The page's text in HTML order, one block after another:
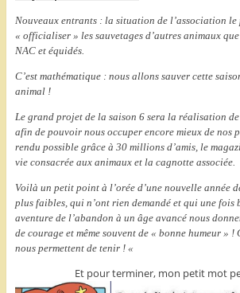
Nouveaux entrants : la situation de l’association
« officialiser » les sauvetages d’autres animaux
NAC et équidés.
C’est mathématique : nous allons sauver cette
animal !
Le grand projet de la saison 6 sera la réalisation
afin de pouvoir nous occuper encore mieux de nos
rendu possible grâce à 30 millions d’amis, le
vie consacrée aux animaux et la cagnotte associée.
Voilà un petit point à l’orée d’une nouvelle année
plus faibles, qui n’ont rien demandé et qui une fois
aventure de l’abandon à un âge avancé nous
de courage et même souvent de « bonne humeur » !
nous permettent de tenir ! «
Et pour terminer, mon petit mot